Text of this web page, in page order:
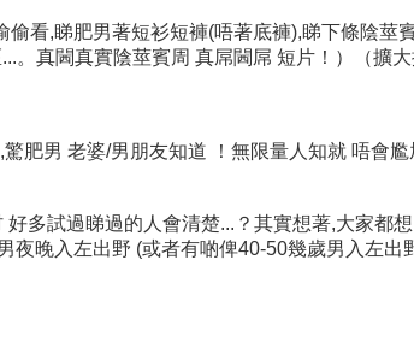
看,睇肥男著短衫短褲(唔著底褲),睇下條陰莖
真閪真實陰莖賓周 真屌閪屌 短片！）（擴
肥男 老婆/男朋友知道 ！無限量人知就 唔會
好多試過睇過的人會清楚...？其實想著,大家都
晚入左出野 (或者有啲俾40-50幾歲男入左出